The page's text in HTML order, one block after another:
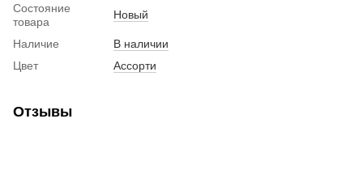
Состояние
товара
Новый
Наличие
В наличии
Цвет
Ассорти
Отзывы